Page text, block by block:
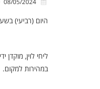
היום (רביעי) בשעה 17:52 התקבלה
ליחי לוין,
במהירות למקום.